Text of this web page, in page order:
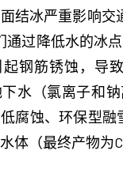
结冰严重影响交
通过降低水的冰
钢筋锈蚀，导
水（氯离子和
腐蚀、环保型
体（最终产物为